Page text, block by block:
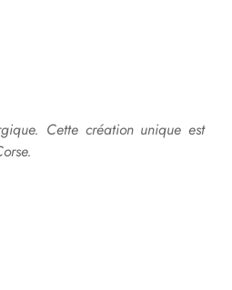
Cette création unique est